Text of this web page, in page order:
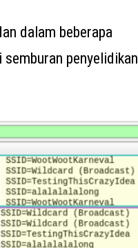
dalam beberapa
penyelidikan